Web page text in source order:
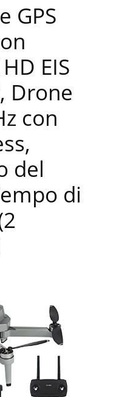
GPS
EIS
Drone
con
del
di